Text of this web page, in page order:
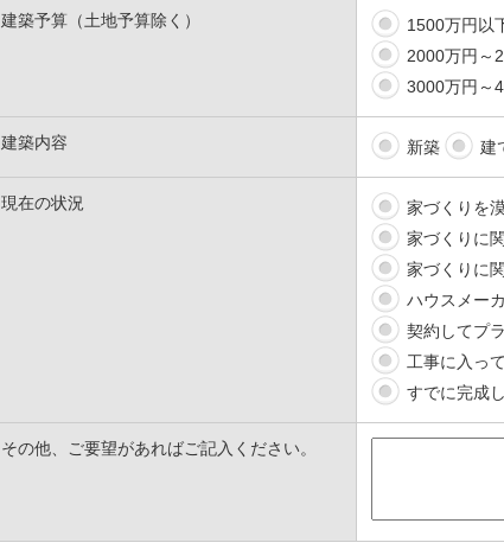
建築予算（土地予算除く） 1500万円以
2000万円～
3000万円～
建築内容 新築 建
現在の状況
家づくりを
家づくりに
家づくりに
ハウスメー
契約してプ
工事に入っ
すでに完成
その他、ご要望があればご記入ください。